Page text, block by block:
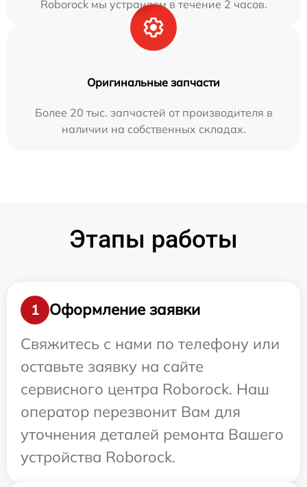
Roborock мы устраняем в течение 2 часов.
Оригинальные запчасти
Более 20 тыс. запчастей от производителя в
наличии на собственных складах.
Этапы работы
1
Оформление заявки
Свяжитесь с нами по телефону или
оставьте заявку на сайте
сервисного центра Roborock. Наш
оператор перезвонит Вам для
уточнения деталей ремонта Вашего
устройства Roborock.